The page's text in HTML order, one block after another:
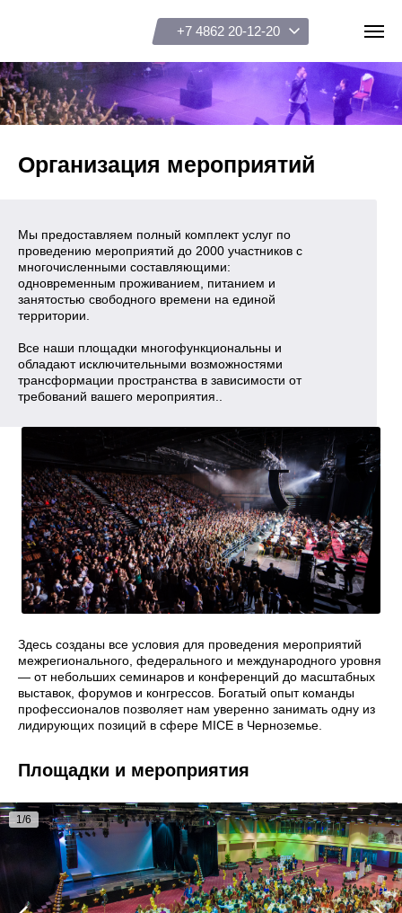
Организаторам
Подарочные сертификаты
+7 4862 20-12-20
Организация мероприятий
Мы предоставляем полный комплект услуг по
проведению мероприятий до 2000 участников с
многочисленными составляющими:
одновременным проживанием, питанием и
занятостью свободного времени на единой
территории.
Все наши площадки многофункциональны и
обладают исключительными возможностями
трансформации пространства в зависимости от
требований вашего мероприятия..
Здесь созданы все условия для проведения мероприятий
межрегионального, федерального и международного уровня
— от небольших семинаров и конференций до масштабных
выставок, форумов и конгрессов. Богатый опыт команды
профессионалов позволяет нам уверенно занимать одну из
лидирующих позиций в сфере MICE в Черноземье.
Площадки и мероприятия
1/6